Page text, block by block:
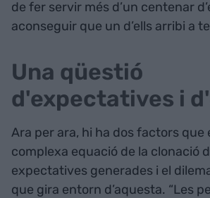
de fer servir més d’un centenar
aconseguir que un d’ells arribi a
Una qüestió
d'expectatives i
Ara per ara, hi ha dos factors que
complexa equació de la clonació
expectatives generades i el
que gira entorn d’aquesta. “Les